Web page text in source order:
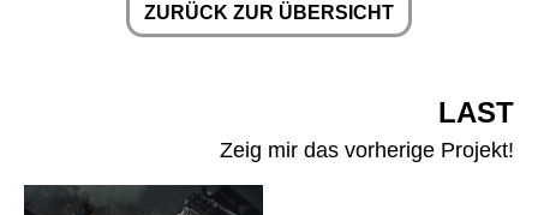
ZURÜCK ZUR ÜBERSICHT
LAST
Zeig mir das vorherige Projekt!